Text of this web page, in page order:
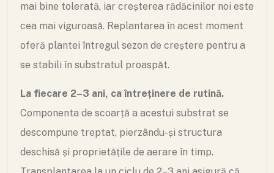
mai bine tolerată, iar creșterea rădăcinilor noi este
cea mai viguroasă. Replantarea în acest moment
oferă plantei întregul sezon de creștere pentru a
se stabili în substratul proaspăt.
La fiecare 2–3 ani, ca întreținere de rutină.
Componenta de scoarță a acestui substrat se
descompune treptat, pierzându-și structura
deschisă și proprietățile de aerare în timp.